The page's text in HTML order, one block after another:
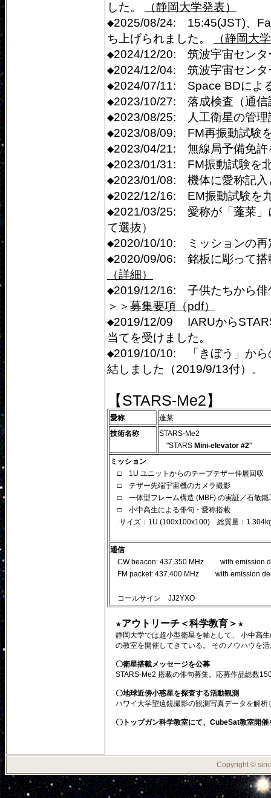
した。
（静岡大学発表）
◆2025/08/24: 15:45(JST)、
ち上げられました。
（静岡大
◆2024/12/20: 筑波宇宙センタ
◆2024/12/04: 筑波宇宙センタ
◆2024/07/11: Space BDによ
◆2023/10/27: 落成検査（通信
◆2023/08/25: 人工衛星の管理
◆2023/08/09: FM再振動試験
◆2023/04/21: 無線局予備免許
◆2023/01/31: FM振動試験を
◆2023/01/08: 機体に愛称記入
◆2022/12/16: EM振動試験を
◆2021/03/25: 愛称が「蓬莱」
て選抜）
◆2020/10/10: ミッションの再
◆2020/09/06: 銘板に彫って搭
（詳細）
◆2019/12/16: 子供たちから俳
＞＞募集要項（pdf）
◆2019/12/09 IARUから
当てを受けました。
◆2019/10/10: 「きぼう」から
結しました（2019/9/13付）。
【STARS-Me2】
愛称
蓬莱
技術名称
STARS-Me2
"STARS Mini-elevator #2"
ミッション
□ 1U ユニットからのテープテザー伸展回収
□ テザー先端宇宙機のカメラ撮影
□ 一体型フレーム構造 (MBF) の実証／石敏鐵
□ 小中高生による俳句・愛称搭載
サイズ：1U (100x100x100) 総質量：
通信
CW beacon: 437.350 MHz with emission
FM packet: 437.400 MHz with emission
コールサイン JJ2YXO
★アウトリーチ＜科学教育＞★
静岡大学では超小型衛星を軸として、 小中高
の教室を開催してきている。 そのノウハウを
〇衛星搭載メッセージを公募
STARS-Me2 搭載の俳句募集。応募作品総数
〇地球近傍小惑星を探査する活動観測
ハワイ大学望遠鏡撮影の観測写真データを解
〇トップガン科学教室にて、CubeSat教室開催
Copyright ©